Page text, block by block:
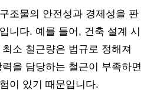
조물의 안전성과 경제성을 판
니다. 예를 들어, 건축 설계 시
소 철근량은 법규로 정해져
을 담당하는 철근이 부족하면
이 있기 때문입니다.